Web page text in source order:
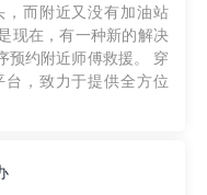
而附近又没有加油站
现在，有一种新的解决
约附近师傅救援。 穿
，致力于提供全方位